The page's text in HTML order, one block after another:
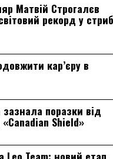
Матвій Строгалєв
рекорд у
кар’єру в
зазнала поразки від
Shield»